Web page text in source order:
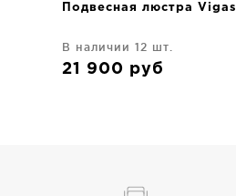
Подвесная люстра Vigas
В наличии 12 шт.
21 900 руб